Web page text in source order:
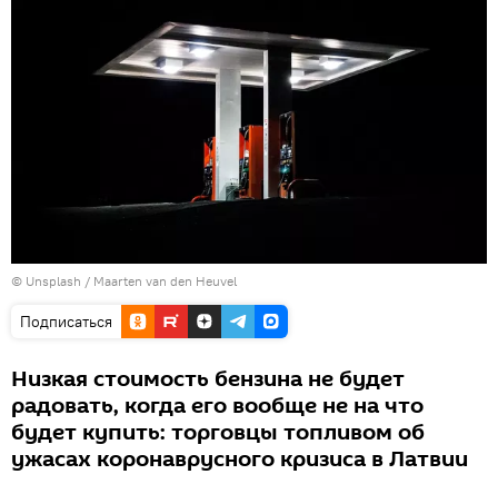
© Unsplash / Maarten van den Heuvel
Подписаться
Низкая стоимость бензина не будет
радовать, когда его вообще не на что
будет купить: торговцы топливом об
ужасах коронаврусного кризиса в Латвии